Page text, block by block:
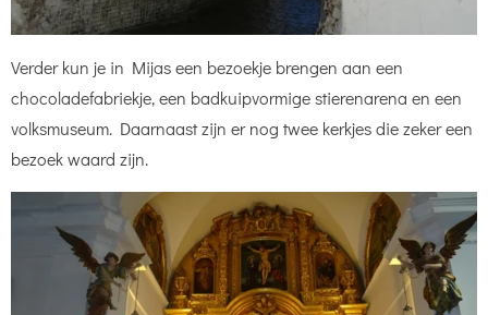
Verder kun je in Mijas een bezoekje brengen aan een
chocoladefabriekje, een badkuipvormige stierenarena en een
volksmuseum. Daarnaast zijn er nog twee kerkjes die zeker een
bezoek waard zijn.